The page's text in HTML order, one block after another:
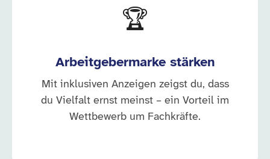
🏆
Arbeitgebermarke stärken
Mit inklusiven Anzeigen zeigst du, dass
du Vielfalt ernst meinst – ein Vorteil im
Wettbewerb um Fachkräfte.